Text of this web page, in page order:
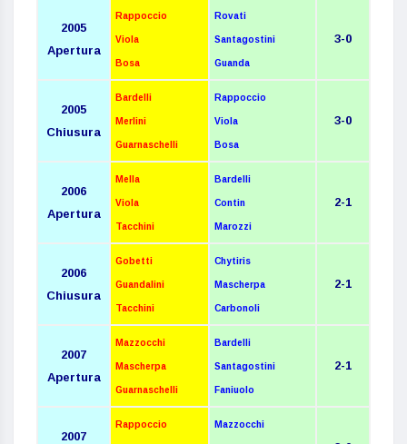
2005
Apertura
Rappoccio
Viola
Bosa
Rovati
Santagostini
Guanda
3-0
2005
Chiusura
Bardelli
Merlini
Guarnaschelli
Rappoccio
Viola
Bosa
3-0
2006
Apertura
Mella
Viola
Tacchini
Bardelli
Contin
Marozzi
2-1
2006
Chiusura
Gobetti
Guandalini
Tacchini
Chytiris
Mascherpa
Carbonoli
2-1
2007
Apertura
Mazzocchi
Mascherpa
Guarnaschelli
Bardelli
Santagostini
Faniuolo
2-1
2007
Rappoccio Mazzocchi